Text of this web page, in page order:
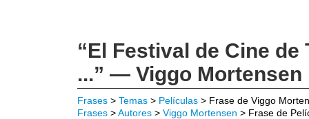
“El Festival de Cine
...” — Viggo Mortensen
Frases > Temas > Películas > Frase de Viggo
Frases >Autores > Viggo Mortensen > Frase de